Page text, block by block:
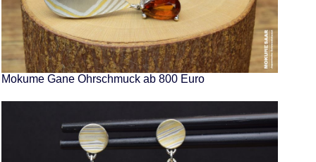
Mokume Gane Ohrschmuck ab 800 Euro